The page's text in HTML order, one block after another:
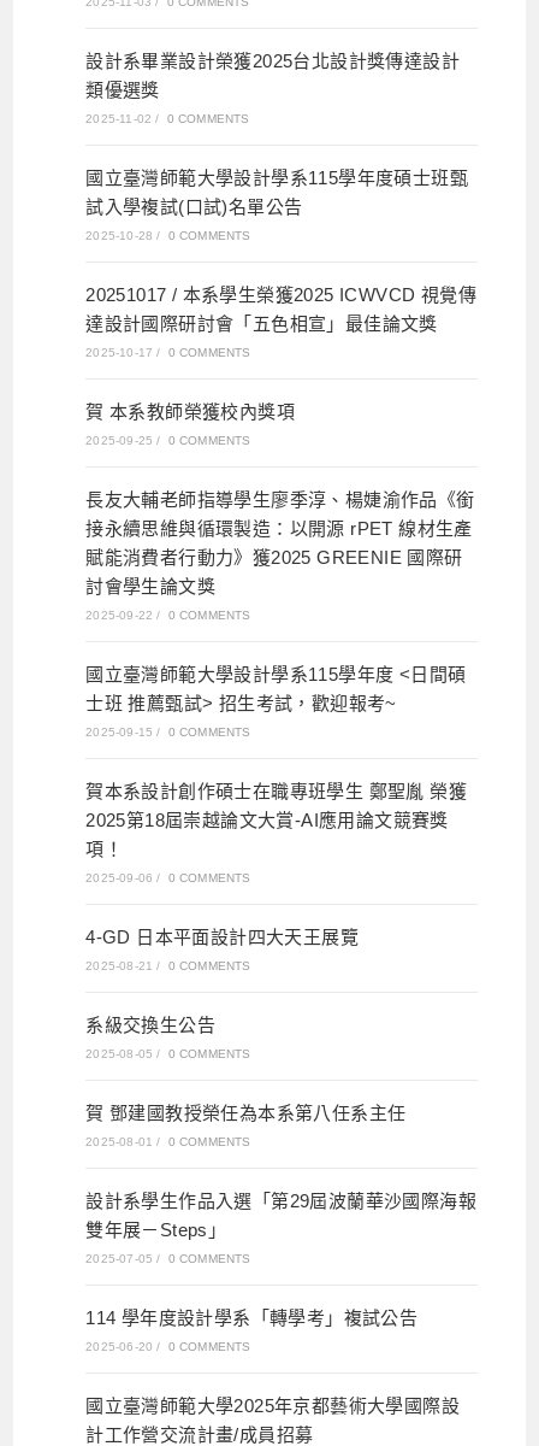
設計系畢業設計榮獲2025台北設計獎傳達設計
類優選獎
2025-11-02 / 0 COMMENTS
國立臺灣師範大學設計學系115學年度碩士班甄
試入學複試(口試)名單公告
2025-10-28 / 0 COMMENTS
20251017 / 本系學生榮獲2025 ICWVCD 視覺傳
達設計國際研討會「五色相宣」最佳論文獎
2025-10-17 / 0 COMMENTS
賀 本系教師榮獲校內獎項
2025-09-25 / 0 COMMENTS
長友大輔老師指導學生廖季淳、楊婕渝作品《銜
接永續思維與循環製造：以開源 rPET 線材生產
賦能消費者行動力》獲2025 GREENIE 國際研
討會學生論文獎
2025-09-22 / 0 COMMENTS
國立臺灣師範大學設計學系115學年度 <日間碩
士班 推薦甄試> 招生考試，歡迎報考~
2025-09-15 / 0 COMMENTS
賀本系設計創作碩士在職專班學生 鄭聖胤 榮獲
2025第18屆崇越論文大賞-AI應用論文競賽獎
項！
2025-09-06 / 0 COMMENTS
4-GD 日本平面設計四大天王展覽
2025-08-21 / 0 COMMENTS
系級交換生公告
2025-08-05 / 0 COMMENTS
賀 鄧建國教授榮任為本系第八任系主任
2025-08-01 / 0 COMMENTS
設計系學生作品入選「第29屆波蘭華沙國際海報
雙年展－Steps」
2025-07-05 / 0 COMMENTS
114 學年度設計學系「轉學考」複試公告
2025-06-20 / 0 COMMENTS
國立臺灣師範大學2025年京都藝術大學國際設
計工作營交流計畫/成員招募